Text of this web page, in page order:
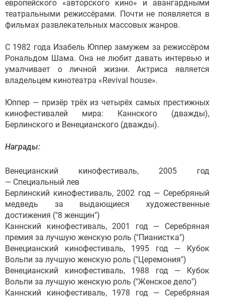
европейского «авторского кино» и авангардными
театральными режиссёрами. Почти не появляется в
фильмах развлекательных массовых жанров.
С 1982 года Изабель Юппер замужем за режиссёром
Рональдом Шама. Она не любит давать интервью и
умалчивает о личной жизни. Актриса является
владельцем кинотеатра «Revival house».
Юппер — призёр трёх из четырёх самых престижных
кинофестивалей мира: Каннского (дважды),
Берлинского и Венецианского (дважды).
Награды:
Венецианский кинофестиваль, 2005 год
— Специальный лев
Берлинский кинофестиваль, 2002 год — Серебряный
медведь за выдающиеся художественные
достижения ("8 женщин")
Каннский кинофестиваль, 2001 год — Серебряная
премия за лучшую женскую роль ("Пианистка")
Венецианский кинофестиваль, 1995 год — Кубок
Вольпи за лучшую женскую роль ("Церемония")
Венецианский кинофестиваль, 1988 год — Кубок
Вольпи за лучшую женскую роль ("Женское дело")
Каннский кинофестиваль, 1978 год — Серебряная